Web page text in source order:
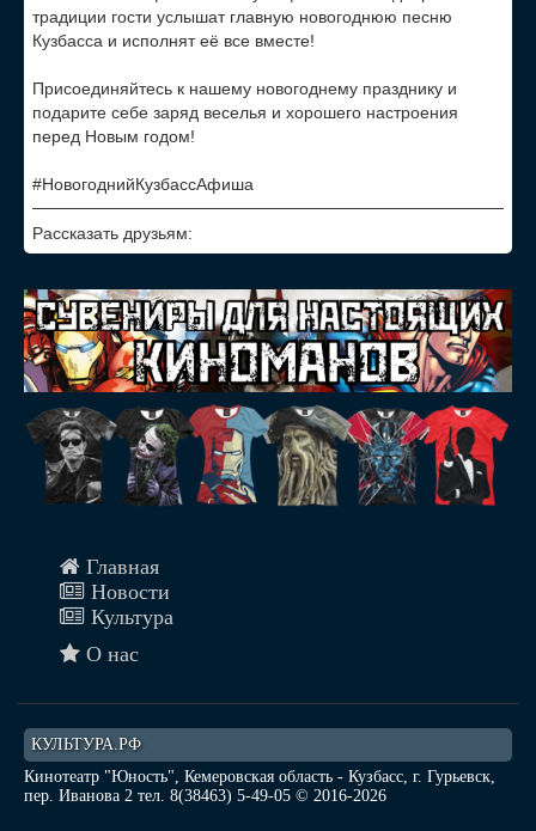
традиции гости услышат главную новогоднюю песню
Кузбасса и исполнят её все вместе!
Присоединяйтесь к нашему новогоднему празднику и
подарите себе заряд веселья и хорошего настроения
перед Новым годом!
#НовогоднийКузбассАфиша
Рассказать друзьям:
Главная
Новости
Культура
О нас
КУЛЬТУРА.РФ
Кинотеатр "Юность", Кемеровская область - Кузбасс, г. Гурьевск,
пер. Иванова 2 тел. 8(38463) 5-49-05 © 2016-2026